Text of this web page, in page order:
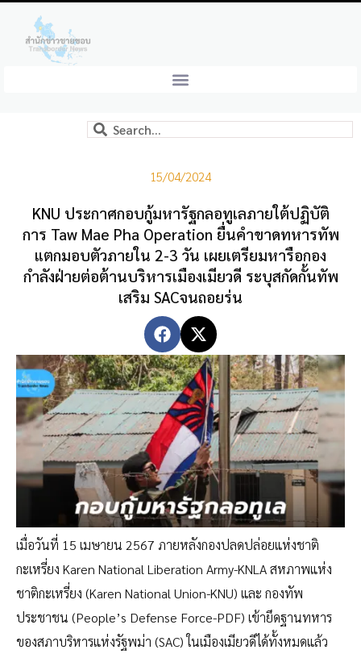
15/04/2024
KNU ประกาศกอบกู้มหารัฐกลอทูเลภายใต้ปฏิบัติ
การ Taw Mae Pha Operation ยื่นคำขาดทหารทัพ
แตกมอบตัวภายใน 2-3 วัน เผยเตรียมหารือกอง
กำลังฝ่ายต่อต้านบริหารเมืองเมียวดี ระบุสกัดกั้นทัพ
เสริม SACจนถอยร่น
เมื่อวันที่ 15 เมษายน 2567 ภายหลังกองปลดปล่อยแห่งชาติ
กะเหรี่ยง Karen National Liberation Army-KNLA สหภาพแห่ง
ชาติกะเหรี่ยง (Karen National Union-KNU) และ กองทัพ
ประชาชน (People’s Defense Force-PDF) เข้ายึดฐานทหาร
ของสภาบริหารแห่งรัฐพม่า (SAC) ในเมืองเมียวดีได้ทั้งหมดแล้ว